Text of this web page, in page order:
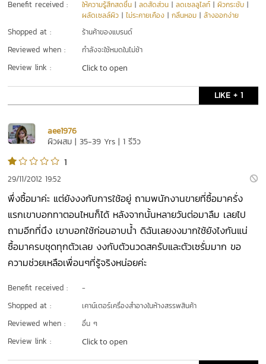
Benefit received : ให้ความรู้สึกสดชื่น |ลดสัดส่วน |ลดเซลลูไลท์ |ผิวกระชับ |
ผลัดเซลล์ผิว |ไม่ระคายเคือง |กลิ่นหอม |ล้างออกง่าย
Shopped at : ร้านค้าของแบรนด์
Reviewed when : กำลังจะใช้หมดในไม่ช้า
Review link : Click to open
LIKE + 1
aee1976
ผิวผสม | 35-39 Yrs | 1 รีวิว
1
29/11/2012 19:52
พึ่งซื้อมาค่ะ แต่ยังงงกับการใช้อยู่ ถามพนักงานขายที่ซื้อมาครั่ง
แรกเขาบอกทาตอนไหนก็ได้ หลังจากนั้นหลายวันต่อมาลืม เลยไป
ถามอีกที่นึง เขาบอกใช้ก่อนอาบน้ำ ดิฉันเลยงงมากใช้ยังไงกันแน่
ซื้อมาครบชุดทุกตัวเลย งงกับตัวนวดสครับและตัวเซรั่มมาก ขอ
ความช่วยเหลือเพื่อนๆที่รู้จริงหน่อยค่ะ
Benefit received : -
Shopped at : เคาน์เตอร์เครื่องสำอางในห้างสรรพสินค้า
Reviewed when : อื่น ๆ
Review link : Click to open